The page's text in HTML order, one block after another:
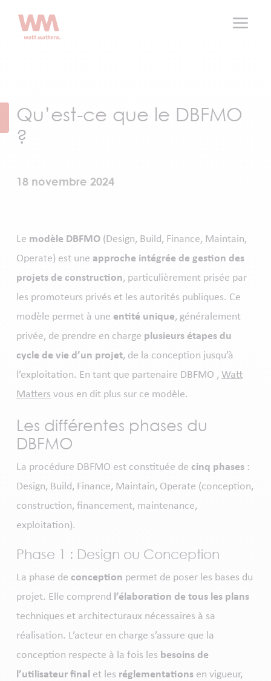
a
Qu’est-ce que le DBFMO
?
18 novembre 2024
Le modèle DBFMO(Design, Build, Finance, Maintain,
Operate) est une approche intégrée de gestion des
projets de construction, particulièrement prisée par
les promoteurs privés et les autorités publiques. Ce
modèle permet à une entité unique, généralement
privée, de prendre en charge plusieurs étapes du
cycle de vie d’un projet, de la conception jusqu’à
l’exploitation. En tant que partenaire DBFMO , Watt
Matters vous en dit plus sur ce modèle.
Les différentes phases du
DBFMO
La procédure DBFMO est constituée de cinq phases:
Design, Build, Finance, Maintain, Operate (conception,
construction, financement, maintenance,
exploitation).
Phase 1 : Design ou Conception
La phase de conception permet de poser les bases du
projet. Elle comprend l’élaboration de tous les plans
techniques et architecturaux nécessaires à sa
réalisation. L’acteur en charge s’assure que la
conception respecte à la fois les besoins de
l’utilisateur final et les réglementationsen vigueur,